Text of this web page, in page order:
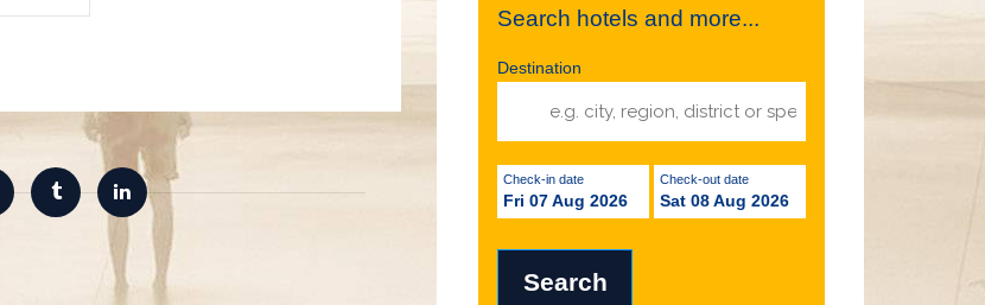
Search hotels and more...
Destination
Check-in date
Fri 07 Aug 2026
Check-out date
Sat 08 Aug 2026